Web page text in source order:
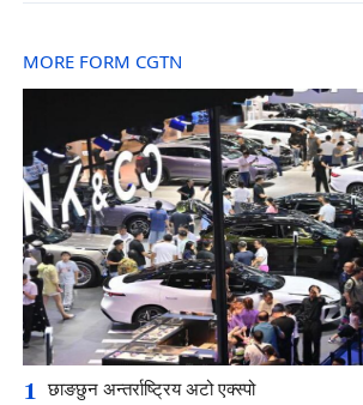
MORE FORM CGTN
1 छाङछुन अन्तर्राष्ट्रिय अटो एक्स्पो